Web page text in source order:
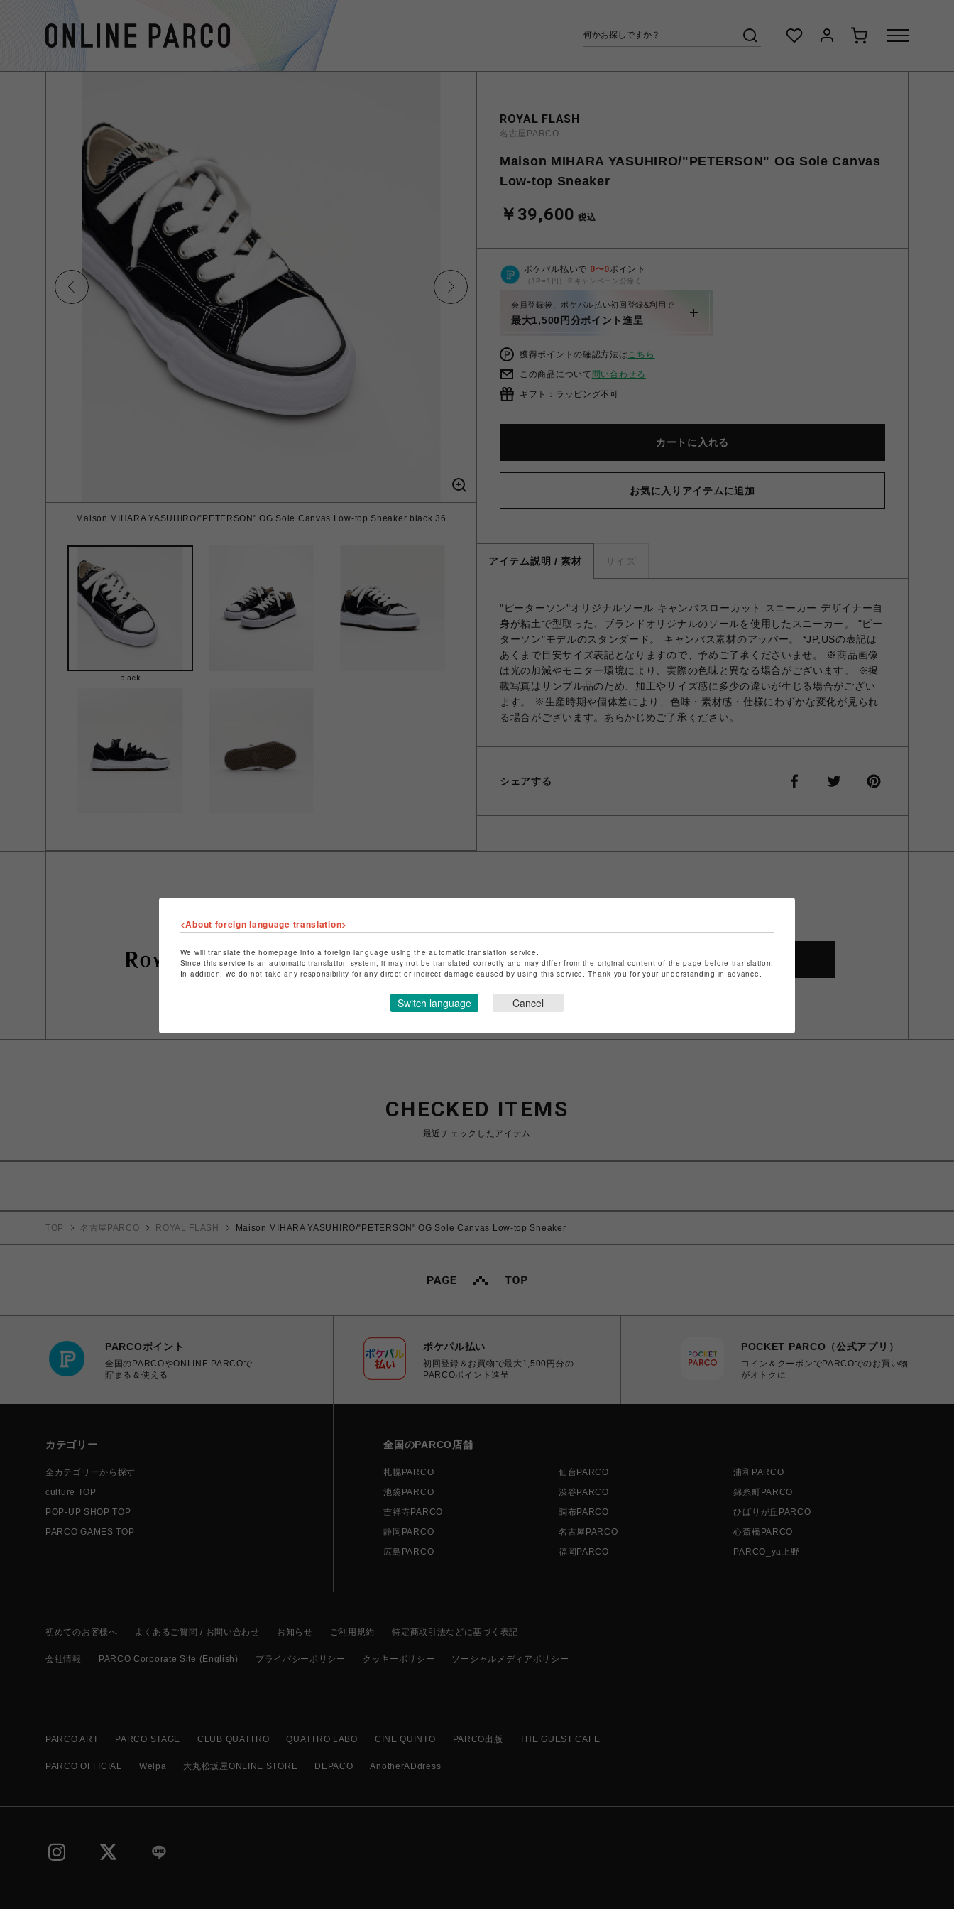
Maison MIHARA YASUHIRO/"PETERSON" OG Sole Canvas Low-top Sneaker black 36
black
ROYAL FLASH
名古屋PARCO
Maison MIHARA YASUHIRO/"PETERSON" OG Sole Canvas
Low-top Sneaker
￥39,600 税込
ポケパル払いで 0〜0ポイント
（1P=1円）※キャンペーン分除く
会員登録後、ポケパル払い初回登録&利用で
最大1,500円分ポイント進呈
獲得ポイントの確認方法はこちら
この商品について 問い合わせる
ギフト：ラッピング不可
カートに入れる
お気に入りアイテムに追加
アイテム説明 / 素材 サイズ
"ピーターソン"オリジナルソール キャンバスローカット スニーカー デザイナー自
身が粘土で型取った、ブランドオリジナルのソールを使用したスニーカー。 "ピー
ターソン"モデルのスタンダード。 キャンバス素材のアッパー。 *JP,USの表記は
あくまで目安サイズ表記となりますので、予めご了承くださいませ。 ※商品画像
は光の加減やモニター環境により、実際の色味と異なる場合がございます。 ※掲
載写真はサンプル品のため、加工やサイズ感に多少の違いが生じる場合がござい
ます。 ※生産時期や個体差により、色味・素材感・仕様にわずかな変化が見られ
る場合がございます。あらかじめご了承ください。
シェアする
ショップ名
特定商取引法など法令に基づく表記はこちら
ショップお問い合わせはこちら
SHOP TOP
CHECKED ITEMS
最近チェックしたアイテム
TOP 名古屋PARCO ROYAL FLASH Maison MIHARA YASUHIRO/"PETERSON" OG Sole Canvas Low-top Sneaker
PARCOポイント
全国のPARCOやONLINE PARCOで
貯まる＆使える
ポケパル払い
初回登録＆お買物で最大1,500円分の
PARCOポイント進呈
POCKET PARCO（公式アプリ）
コイン＆クーポンでPARCOでのお買い物
がオトクに
カテゴリー
全カテゴリーから探す
culture TOP
POP-UP SHOP TOP
PARCO GAMES TOP
全国のPARCO店舗
札幌PARCO 仙台PARCO
浦和PARCO
池袋PARCO
渋谷PARCO
錦糸町PARCO
吉祥寺PARCO
調布PARCO
ひばりが丘PARCO
静岡PARCO
名古屋PARCO
心斎橋PARCO
広島PARCO
福岡PARCO PARCO_ya上野
初めてのお客様へ よくあるご質問 / お問い合わせ お知らせ ご利用規約 特定商取引法などに基づく表記
会社情報 PARCO Corporate Site (English) プライバシーポリシー クッキーポリシー ソーシャルメディアポリシー
PARCO ART PARCO STAGE CLUB QUATTRO QUATTRO LABO CINE QUINTO PARCO出版 THE GUEST CAFE
PARCO OFFICIAL Welpa 大丸松坂屋ONLINE STORE DEPACO AnotherADdress
<About foreign language translation>
We will translate the homepage into a foreign language using the automatic translation service.
Since this service is an automatic translation system, it may not be translated correctly and may differ from the original content of the page before translation.
In addition, we do not take any responsibility for any direct or indirect damage caused by using this service. Thank you for your understanding in advance.
Switch language Cancel